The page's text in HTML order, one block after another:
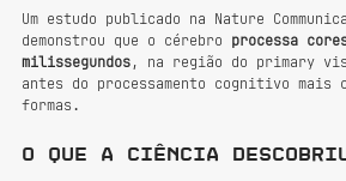
Um estudo publicado na Nature
demonstrou que o cérebro processa
milissegundos, na região do primary
antes do processamento cognitivo mais
formas.
O que a ciência